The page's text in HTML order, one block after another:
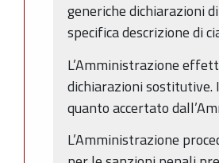
generiche dichiarazioni
specifica descrizione di
L’Amministrazione
dichiarazioni
quanto accertato
L’Amministrazione